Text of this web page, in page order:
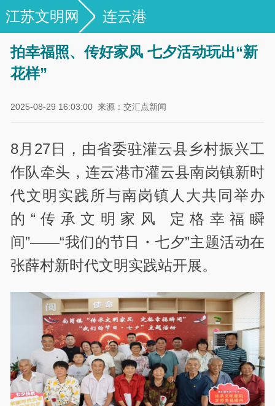
江苏文明网 连云港
拍幸福照、传好家风 七夕活动玩出“新
花样”
2025-08-29 16:03:00 来源：交汇点新闻
8月27日，由省委驻灌云县乡村振兴工
作队牵头，连云港市灌云县南岗镇新时
代文明实践所与南岗镇人大共同举办
的“传承文明家风 定格幸福瞬
间”——“我们的节日・七夕”主题活动在
张薛村新时代文明实践站开展。